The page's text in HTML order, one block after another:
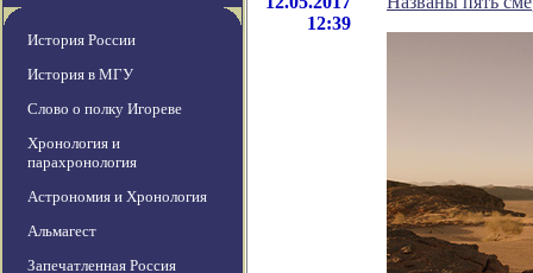
История России
История в МГУ
Слово о полку Игореве
Хронология и
парахронология
Астрономия и Хронология
Альмагест
Запечатленная Россия
12:39